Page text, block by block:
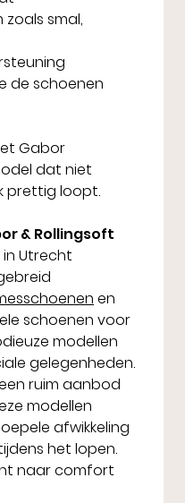
smal,
de schoenen
Gabor
dat niet
prettig loopt.
& Rollingsoft
in Utrecht
en
schoenen voor
modellen
gelegenheden.
ruim aanbod
modellen
afwikkeling
het lopen.
naar comfort